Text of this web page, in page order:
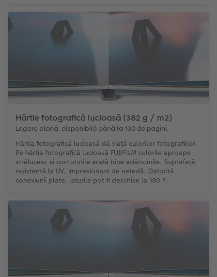
Hârtie fotografică lucioasă (382 g / m2)
Legare plană, disponibilă până la 130 de pagini.
Hârtia fotografică lucioasă dă viață culorilor fotografiilor.
Pe hârtia fotografică lucioasă FUJIFILM culorile aproape
strălucesc și contururile arată bine adâncimile. Suprafață
rezistentă la UV, impresionant de netedă. Datorită
conexiunii plate, laturile pot fi deschise la 180 °.